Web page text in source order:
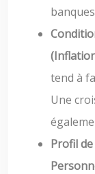
tend à
Une
Profil